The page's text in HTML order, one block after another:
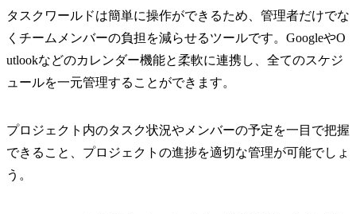
タスクワールドは簡単に操作ができるため、管理者だけでな
くチームメンバーの負担を減らせるツールです。GoogleやO
utlookなどのカレンダー機能と柔軟に連携し、全てのスケジ
ュールを一元管理することができます。
プロジェクト内のタスク状況やメンバーの予定を一目で把握
できること、プロジェクトの進捗を適切な管理が可能でしょ
う。